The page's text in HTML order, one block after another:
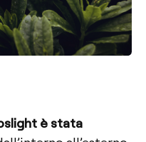
è stata